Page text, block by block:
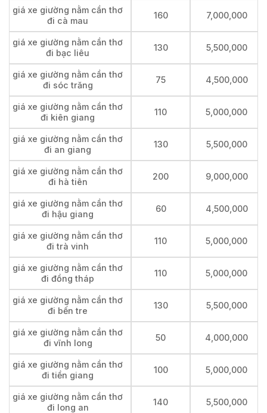
giá xe giường nằm cần thơ
đi cà mau
160 7,000,000
giá xe giường nằm cần thơ
đi bạc liêu
130 5,500,000
giá xe giường nằm cần thơ
đi sóc trăng
75 4,500,000
giá xe giường nằm cần thơ
đi kiên giang
110 5,000,000
giá xe giường nằm cần thơ
đi an giang
130 5,500,000
giá xe giường nằm cần thơ
đi hà tiên
200 9,000,000
giá xe giường nằm cần thơ
đi hậu giang
60 4,500,000
giá xe giường nằm cần thơ
đi trà vinh
110 5,000,000
giá xe giường nằm cần thơ
đi đồng tháp
110 5,000,000
giá xe giường nằm cần thơ
đi bến tre
130 5,500,000
giá xe giường nằm cần thơ
đi vĩnh long
50 4,000,000
giá xe giường nằm cần thơ
đi tiền giang
100 5,000,000
giá xe giường nằm cần thơ
đi long an
140 5,500,000